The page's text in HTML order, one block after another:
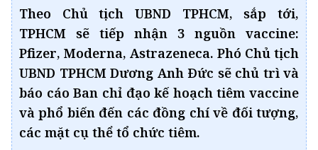
Theo Chủ tịch UBND TPHCM, sắp tới,
TPHCM sẽ tiếp nhận 3 nguồn vaccine:
Pfizer, Moderna, Astrazeneca. Phó Chủ tịch
UBND TPHCM Dương Anh Đức sẽ chủ trì và
báo cáo Ban chỉ đạo kế hoạch tiêm vaccine
và phổ biến đến các đồng chí về đối tượng,
các mặt cụ thể tổ chức tiêm.